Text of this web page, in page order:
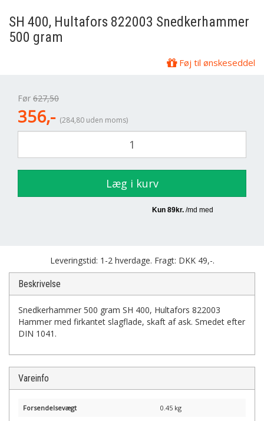
SH 400, Hultafors 822003 Snedkerhammer
500 gram
Føj til ønskeseddel
Før 627,50
356,- (284,80 uden moms)
Læg i kurv
Leveringstid: 1-2 hverdage. Fragt: DKK 49,-.
Beskrivelse
Snedkerhammer 500 gram SH 400, Hultafors 822003
Hammer med firkantet slagflade, skaft af ask. Smedet efter
DIN 1041.
Vareinfo
Forsendelsevægt 0.45 kg